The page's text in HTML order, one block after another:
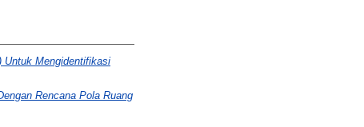
Untuk Mengidentifikasi
Rencana Pola Ruang